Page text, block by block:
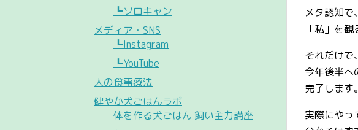
メタ認知で、
「私」を観
それだけで、
今年後半へ
完了します。
実際にやっ
┗ソロキャン
メディア・SNS
┗Instagram
┗YouTube
人の食事療法
健やか犬ごはんラボ
体を作る犬ごはん 飼い主力講座